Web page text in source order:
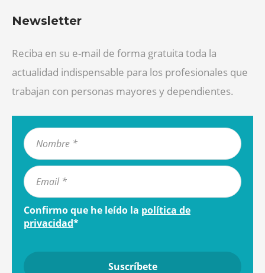
Newsletter
Reciba en su e-mail de forma gratuita toda la
actualidad indispensable para los profesionales que
trabajan con personas mayores y dependientes.
Confirmo que he leído la política de
privacidad*